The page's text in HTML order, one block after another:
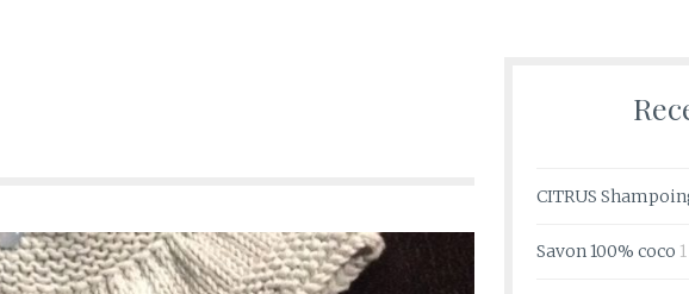
CITRUS
Savon 100% coco